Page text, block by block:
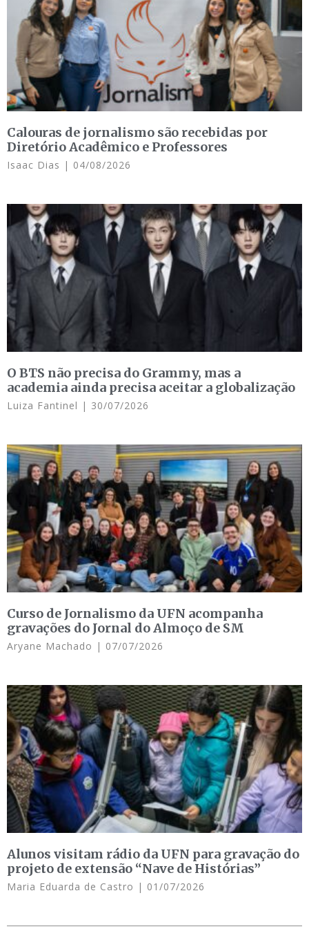
Calouras de jornalismo são recebidas por
Diretório Acadêmico e Professores
Isaac Dias 04/08/2026
O BTS não precisa do Grammy, mas a
academia ainda precisa aceitar a globalização
Luiza Fantinel 30/07/2026
Curso de Jornalismo da UFN acompanha
gravações do Jornal do Almoço de SM
Aryane Machado 07/07/2026
Alunos visitam rádio da UFN para gravação do
projeto de extensão “Nave de Histórias”
Maria Eduarda de Castro 01/07/2026